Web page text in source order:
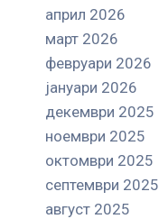
април 2026
март 2026
февруари 2026
јануари 2026
декември 2025
ноември 2025
октомври 2025
септември 2025
август 2025